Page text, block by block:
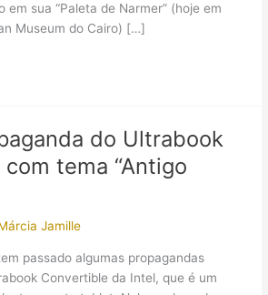
em sua “Paleta de Narmer” (hoje em
Museum do Cairo) […]
do Ultrabook
tema “Antigo
Jamille
passado algumas propagandas
Convertible da Intel, que é um